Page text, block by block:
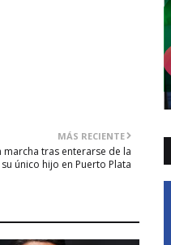
MÁS RECIENTE
tras enterarse de la
único hijo en Puerto Plata